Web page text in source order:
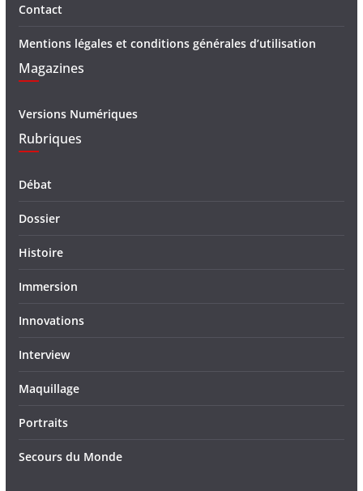
Contact
Mentions légales et conditions générales d’utilisation
Magazines
Versions Numériques
Rubriques
Débat
Dossier
Histoire
Immersion
Innovations
Interview
Maquillage
Portraits
Secours du Monde